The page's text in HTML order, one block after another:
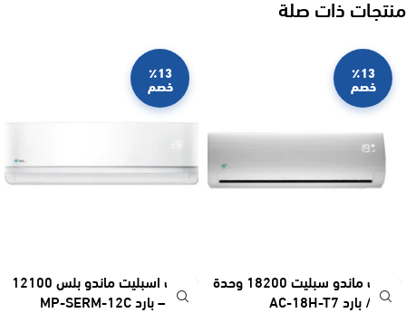
منتجات ذات صلة
٪13
خصم
مكيف ماندو سبليت 18200 وحدة
– حار / بارد AC-18H-T7
٪13
خصم
مكيف اسبليت ماندو بلس 12100
وحدة – بارد MP-SERM-12C